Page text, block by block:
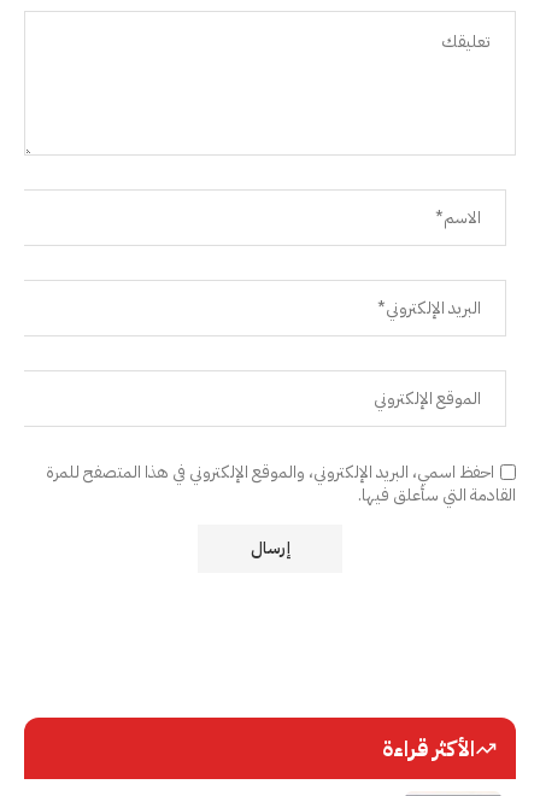
احفظ اسمي، البريد الإلكتروني، والموقع الإلكتروني في هذا المتصفح للمرة
القادمة التي سأعلق فيها.
الأكثر قراءة